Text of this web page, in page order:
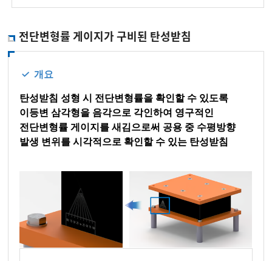
전단변형률 게이지가 구비된 탄성받침
개요
탄성받침 성형 시 전단변형률을 확인할 수 있도록
이등변 삼각형을 음각으로 각인하여 영구적인
전단변형률 게이지를 새김으로써 공용 중 수평방향
발생 변위를 시각적으로 확인할 수 있는 탄성받침